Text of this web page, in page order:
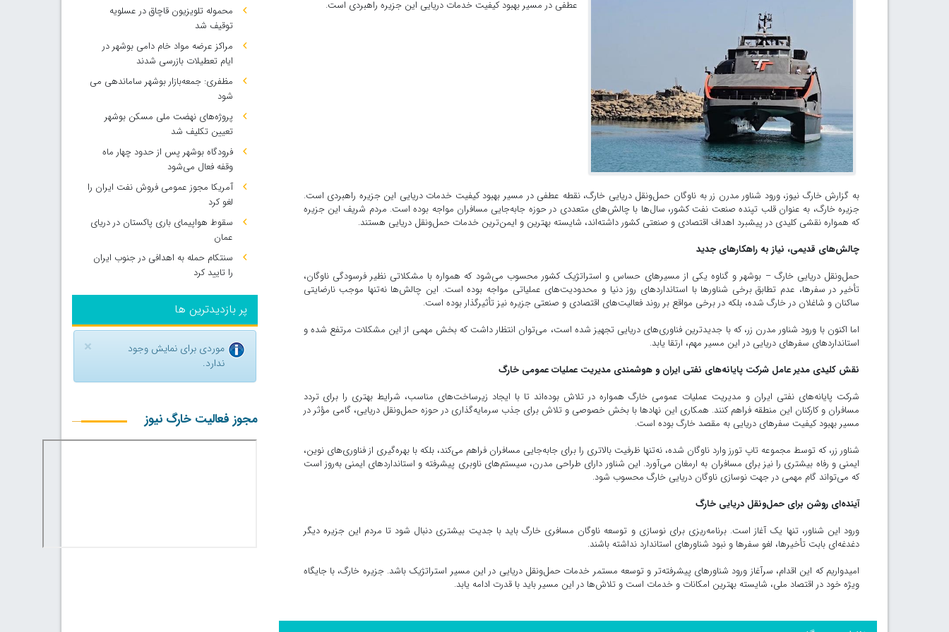
عطفی در مسیر بهبود کیفیت خدمات دریایی این جزیره راهبردی است.
به گزارش خارگ نیوز، ورود شناور مدرن زر به ناوگان حمل‌ونقل دریایی خارگ، نقطه عطفی در مسیر بهبود کیفیت خدمات دریایی این جزیره راهبردی است.
جزیره خارگ، به عنوان قلب تپنده صنعت نفت کشور، سال‌ها با چالش‌های متعددی در حوزه جابه‌جایی مسافران مواجه بوده است. مردم شریف این جزیره
که همواره نقشی کلیدی در پیشبرد اهداف اقتصادی و صنعتی کشور داشته‌اند، شایسته بهترین و ایمن‌ترین خدمات حمل‌ونقل دریایی هستند.
چالش‌های قدیمی، نیاز به راهکارهای جدید
حمل‌ونقل دریایی خارگ – بوشهر و گناوه یکی از مسیرهای حساس و استراتژیک کشور محسوب می‌شود که همواره با مشکلاتی نظیر فرسودگی ناوگان،
تأخیر در سفرها، عدم تطابق برخی شناورها با استانداردهای روز دنیا و محدودیت‌های عملیاتی مواجه بوده است. این چالش‌ها نه‌تنها موجب نارضایتی
ساکنان و شاغلان در خارگ شده، بلکه در برخی مواقع بر روند فعالیت‌های اقتصادی و صنعتی جزیره نیز تأثیرگذار بوده است.
اما اکنون با ورود شناور مدرن زر، که با جدیدترین فناوری‌های دریایی تجهیز شده است، می‌توان انتظار داشت که بخش مهمی از این مشکلات مرتفع شده و
استانداردهای سفرهای دریایی در این مسیر مهم، ارتقا یابد.
نقش کلیدی مدیر عامل شرکت پایانه‌های نفتی ایران و هوشمندی مدیریت عملیات عمومی خارگ
شرکت پایانه‌های نفتی ایران و مدیریت عملیات عمومی خارگ همواره در تلاش بوده‌اند تا با ایجاد زیرساخت‌های مناسب، شرایط بهتری را برای تردد
مسافران و کارکنان این منطقه فراهم کنند. همکاری این نهادها با بخش خصوصی و تلاش برای جذب سرمایه‌گذاری در حوزه حمل‌ونقل دریایی، گامی مؤثر در
مسیر بهبود کیفیت سفرهای دریایی به مقصد خارگ بوده است.
شناور زر، که توسط مجموعه تاپ تورز وارد ناوگان شده، نه‌تنها ظرفیت بالاتری را برای جابه‌جایی مسافران فراهم می‌کند، بلکه با بهره‌گیری از فناوری‌های نوین،
ایمنی و رفاه بیشتری را نیز برای مسافران به ارمغان می‌آورد. این شناور دارای طراحی مدرن، سیستم‌های ناوبری پیشرفته و استانداردهای ایمنی به‌روز است
که می‌تواند گام مهمی در جهت نوسازی ناوگان دریایی خارگ محسوب شود.
آینده‌ای روشن برای حمل‌ونقل دریایی خارگ
ورود این شناور، تنها یک آغاز است. برنامه‌ریزی برای نوسازی و توسعه ناوگان مسافری خارگ باید با جدیت بیشتری دنبال شود تا مردم این جزیره دیگر
دغدغه‌ای بابت تأخیرها، لغو سفرها و نبود شناورهای استاندارد نداشته باشند.
امیدواریم که این اقدام، سرآغاز ورود شناورهای پیشرفته‌تر و توسعه مستمر خدمات حمل‌ونقل دریایی در این مسیر استراتژیک باشد. جزیره خارگ، با جایگاه
ویژه خود در اقتصاد ملی، شایسته بهترین امکانات و خدمات است و تلاش‌ها در این مسیر باید با قدرت ادامه یابد.
محموله تلویزیون قاچاق در عسلویه
توقیف شد
مراکز عرضه مواد خام دامی بوشهر در
ایام تعطیلات بازرسی شدند
مظفری: جمعه‌بازار بوشهر ساماندهی می‌
شود
پروژه‌های نهضت ملی مسکن بوشهر
تعیین تکلیف شد
فرودگاه بوشهر پس از حدود چهار ماه
وقفه فعال می‌شود
آمریکا مجوز عمومی فروش نفت ایران را
لغو کرد
سقوط هواپیمای باری پاکستان در دریای
عمان
سنتکام حمله به اهدافی در جنوب ایران
را تایید کرد
پر بازدیدترین ها
×
موردی برای نمایش وجود
ندارد.
مجوز فعالیت خارگ نیوز